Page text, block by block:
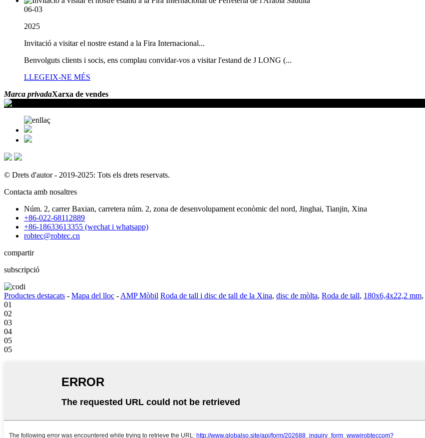
06-03
2025
Invitació a visitar el nostre estand a la Fira Internacional...
Benvolguts clients i socis, ens complau convidar-vos a visitar l'estand de J LONG (...
LLEGEIX-NE MÉS
Marca privadaXarxa de vendes
© Drets d'autor - 2019-2025: Tots els drets reservats.
Contacta amb nosaltres
Núm. 2, carrer Baxian, carretera núm. 2, zona de desenvolupament econòmic del nord, Jinghai, Tianjin, Xina
+86-022-68112889
+86-18633613355 (wechat i whatsapp)
robtec@robtec.cn
compartir
subscripció
Productes destacats - Mapa del lloc - AMP Mòbil Roda de tall i disc de tall de la Xina, disc de mòlta, Roda de tall, 180x6,4x22,2 mm,
01
02
03
04
05
05